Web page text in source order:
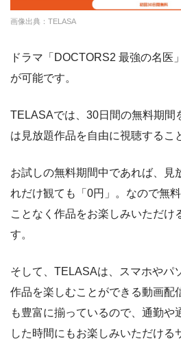
ので良い。
クランクインビデ
amazon 約140,000本
ビデオパス 約10,000本
画像出典：TELASA
ドラマ「DOCTORS2 最強の名医
が可能です。
TELASAでは、30日間の無料期間
は見放題作品を自由に視聴するこ
お試しの無料期間中であれば、見
れだけ観ても「0円」。なので無
ことなく作品をお楽しみいただけ
す。
そして、TELASAは、スマホやパ
作品を楽しむことができる動画配
も豊富に揃っているので、通勤や
した時間にもお楽しみいただける